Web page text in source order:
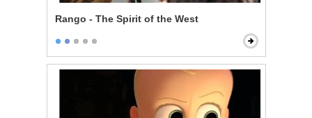
Rango - The Spirit of the West